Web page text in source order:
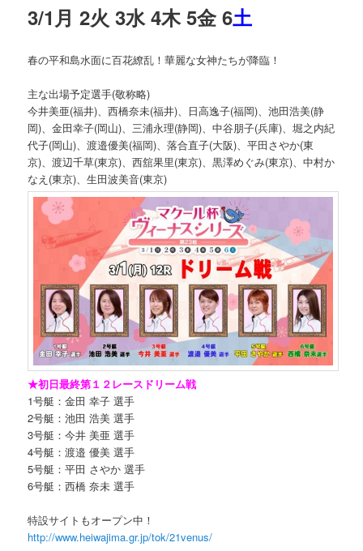
3/1月 2火 3水 4木 5金 6土
春の平和島水面に百花繚乱！華麗な女神たちが降臨！
主な出場予定選手(敬称略)
今井美亜(福井)、西橋奈未(福井)、日高逸子(福岡)、池田浩美(静
岡)、金田幸子(岡山)、三浦永理(静岡)、中谷朋子(兵庫)、堀之内紀
代子(岡山)、渡邉優美(福岡)、落合直子(大阪)、平田さやか(東
京)、渡辺千草(東京)、西舘果里(東京)、黒澤めぐみ(東京)、中村か
なえ(東京)、生田波美音(東京)
★初日最終第１２レースドリーム戦
1号艇：金田 幸子 選手
2号艇：池田 浩美 選手
3号艇：今井 美亜 選手
4号艇：渡邉 優美 選手
5号艇：平田 さやか 選手
6号艇：西橋 奈未 選手
特設サイトもオープン中！
http://www.heiwajima.gr.jp/tok/21venus/